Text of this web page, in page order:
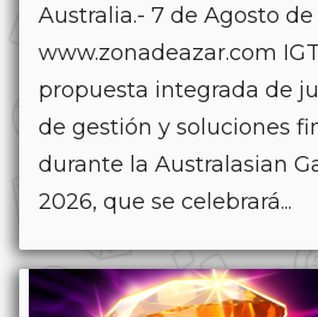
Australia.- 7 de Agosto de
www.zonadeazar.com
propuesta integrada de
de gestión y soluciones
durante la Australasian
2026, que se celebrará...